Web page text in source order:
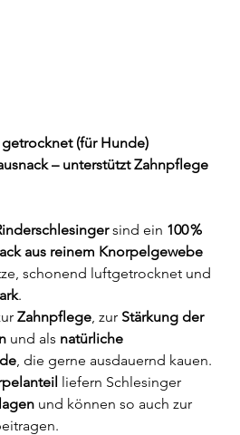
(für Hunde)
– unterstützt Zahnpflege
sind ein 100 %
aus reinem Knorpelgewebe
schonend luftgetrocknet und
.
Zahnpflege, zur Stärkung der
und als natürliche
, die gerne ausdauernd kauen.
liefern Schlesinger
und können so auch zur